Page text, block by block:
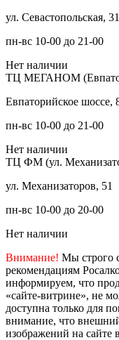
ул. Севастопольская,
пн-вс 10-00 до 21-00
Нет наличии
ТЦ МЕГАНОМ
Евпаторийское шоссе,
пн-вс 10-00 до 21-00
Нет наличии
ТЦ ФМ (ул.
ул. Механизаторов, 51
пн-вс 10-00 до 20-00
Нет наличии
Внимание! Мы строго
рекомендациям
информируем, что
«сайте-витрине», не
доступна только для
внимание, что
изображений на сайте